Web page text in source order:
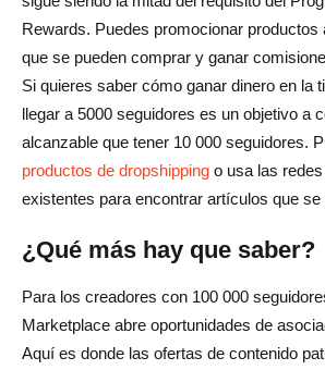
Rewards. Puedes promocionar productos
que se pueden comprar y ganar
Si quieres saber cómo ganar dinero en la
llegar a 5000 seguidores es un objetivo a
alcanzable que tener 10 000 seguidores.
productos de dropshipping o usa las
existentes para encontrar artículos que se
¿Qué más hay que saber?
Para los creadores con 100 000
Marketplace abre oportunidades de
Aquí es donde las ofertas de contenido